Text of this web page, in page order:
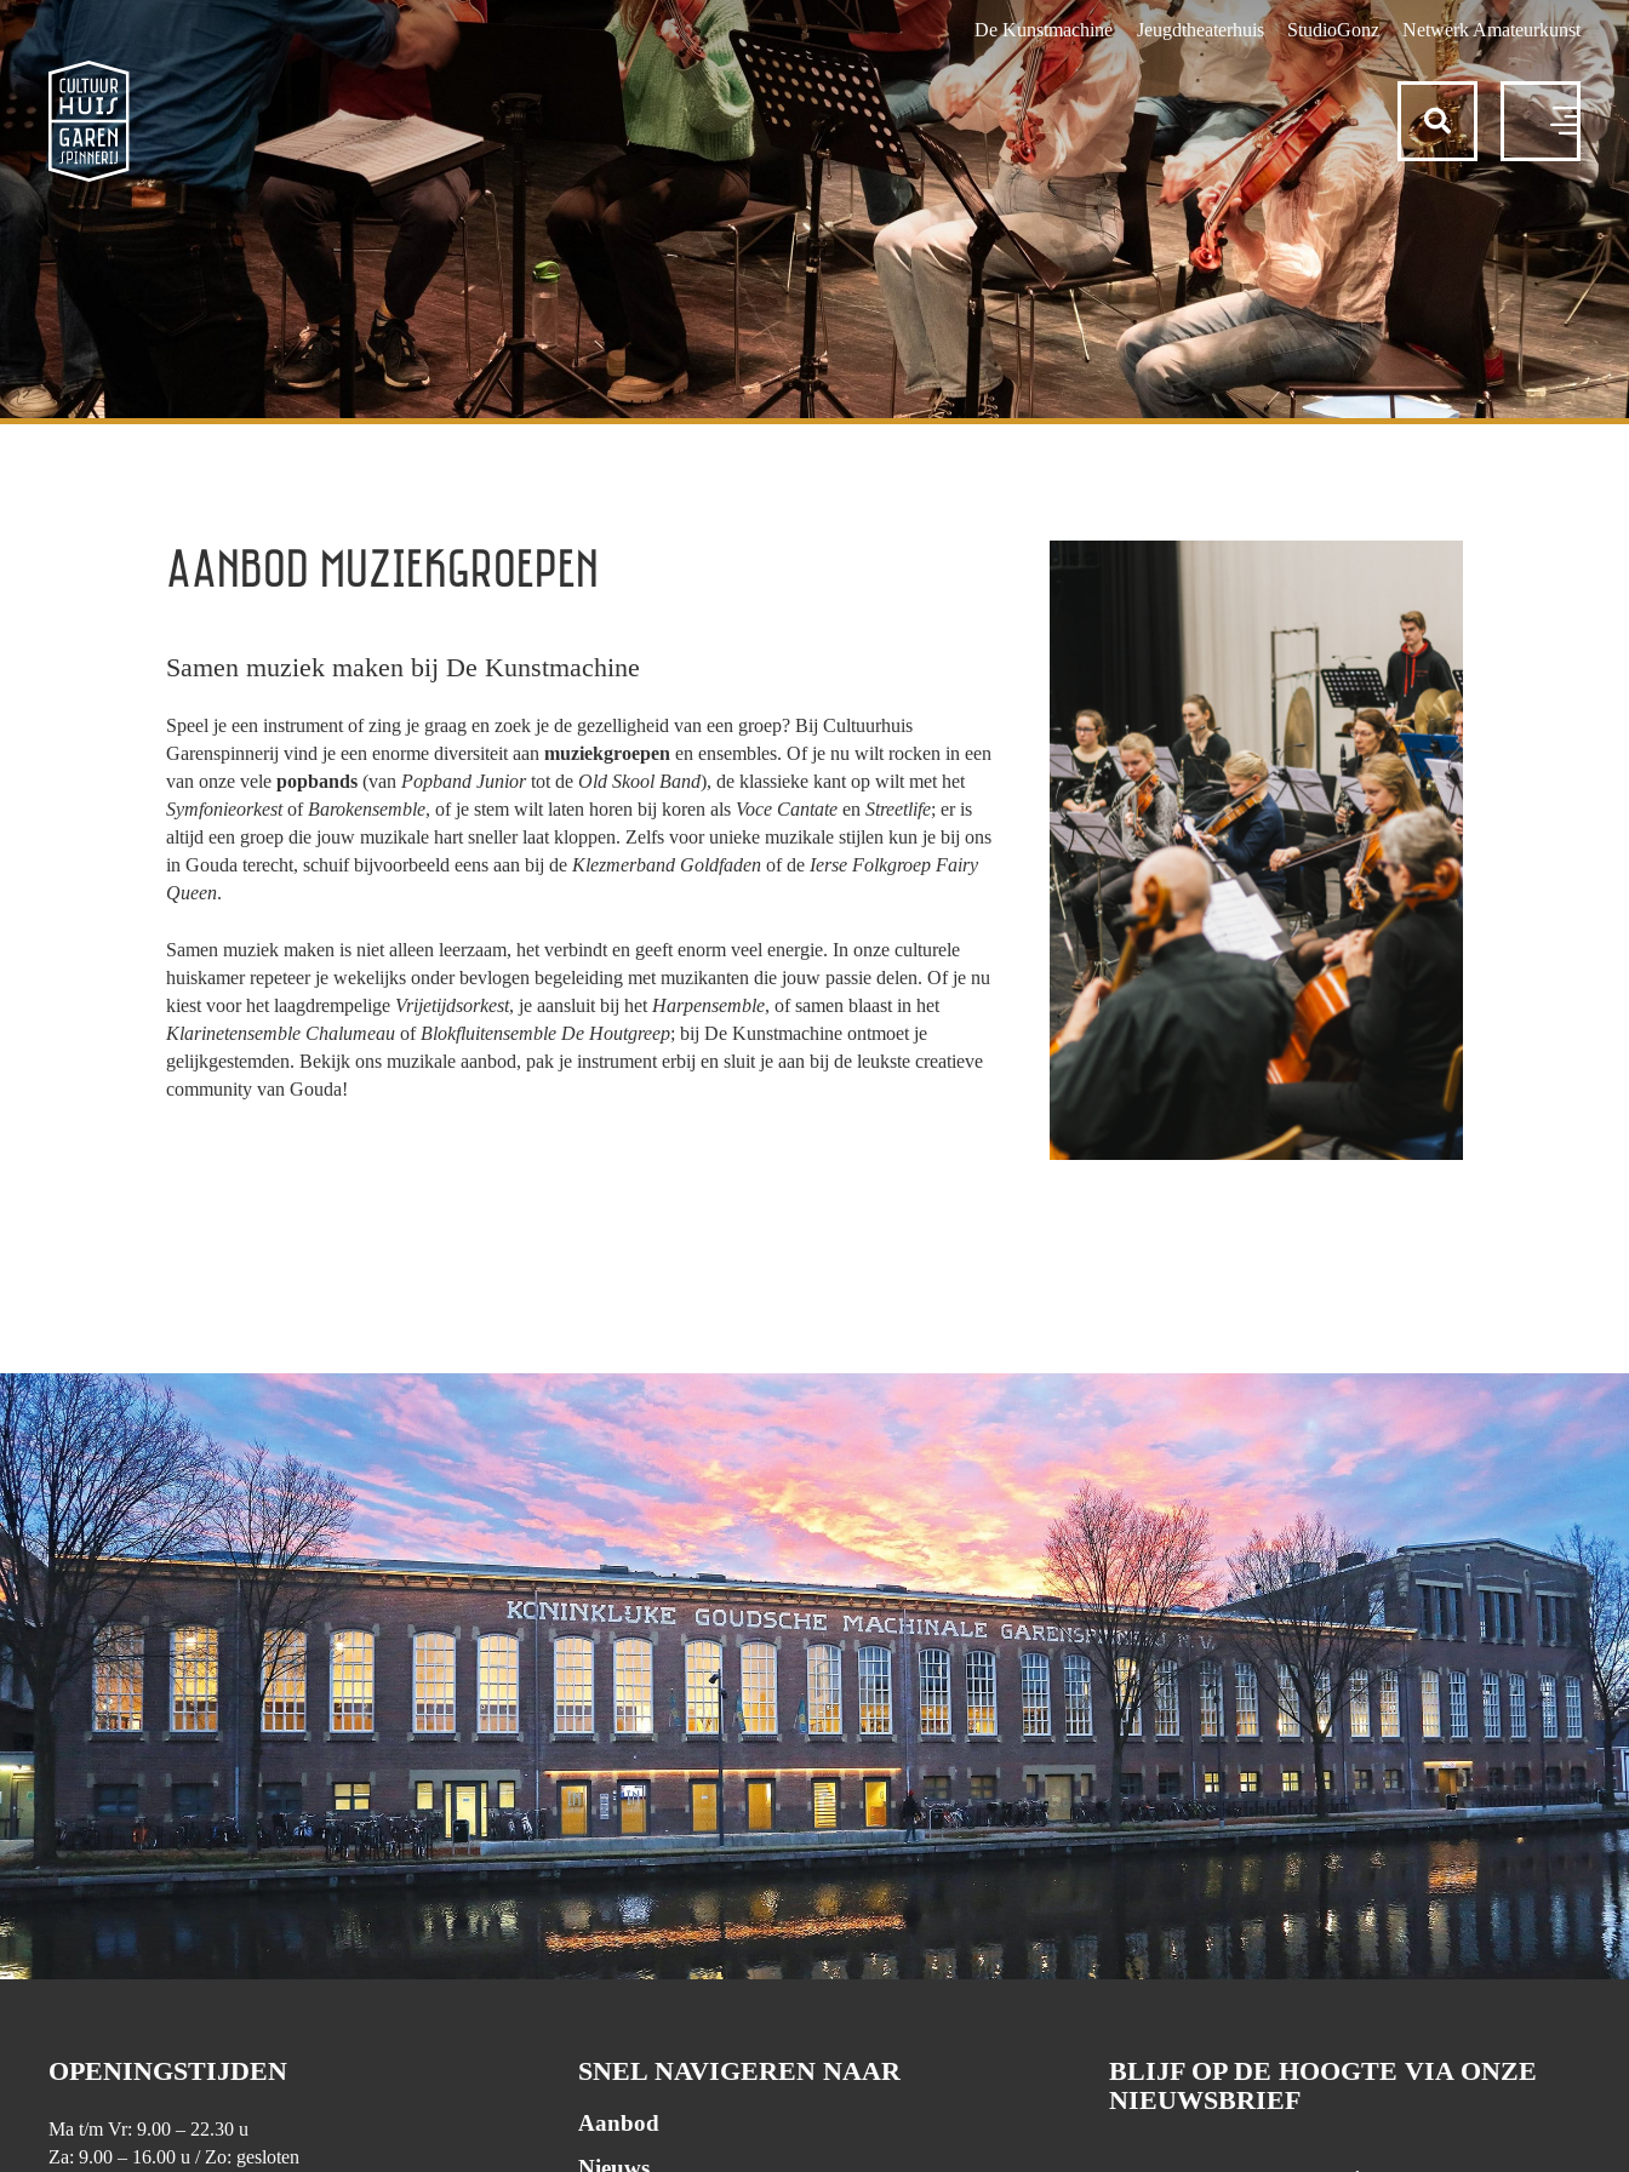
De Kunstmachine Jeugdtheaterhuis StudioGonz Netwerk Amateurkunst
AANBOD MUZIEKGROEPEN
Samen muziek maken bij De Kunstmachine
Speel je een instrument of zing je graag en zoek je de gezelligheid van een groep? Bij Cultuurhuis
Garenspinnerij vind je een enorme diversiteit aan muziekgroepen en ensembles. Of je nu wilt rocken in een
van onze vele popbands (van Popband Juniortot de Old Skool Band), de klassieke kant op wilt met het
Symfonieorkestof Barokensemble, of je stem wilt laten horen bij koren als Voce Cantate en Streetlife; er is
altijd een groep die jouw muzikale hart sneller laat kloppen. Zelfs voor unieke muzikale stijlen kun je bij ons
in Gouda terecht, schuif bijvoorbeeld eens aan bij de Klezmerband Goldfaden of de Ierse Folkgroep Fairy
Queen.
Samen muziek maken is niet alleen leerzaam, het verbindt en geeft enorm veel energie. In onze culturele
huiskamer repeteer je wekelijks onder bevlogen begeleiding met muzikanten die jouw passie delen. Of je nu
kiest voor het laagdrempelige Vrijetijdsorkest, je aansluit bij het Harpensemble, of samen blaast in het
Klarinetensemble Chalumeau of Blokfluitensemble De Houtgreep; bij De Kunstmachine ontmoet je
gelijkgestemden. Bekijk ons muzikale aanbod, pak je instrument erbij en sluit je aan bij de leukste creatieve
community van Gouda!
OPENINGSTIJDEN
Ma t/m Vr: 9.00 – 22.30 u
Za: 9.00 – 16.00 u / Zo: gesloten
SNEL NAVIGEREN NAAR
Aanbod
BLIJF OP DE HOOGTE VIA ONZE
NIEUWSBRIEF